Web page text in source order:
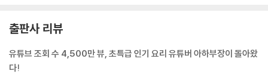
TOP 60 별미 회냉면 · 148
TOP 61 백 점 만점 육개장 · 150
TOP 62 비범한 바지락 칼국수 · 152
출판사 리뷰
유튜브 조회 수 4,500만 뷰, 초특급 인기 요리 유튜버 아하부장이 돌아왔
다!